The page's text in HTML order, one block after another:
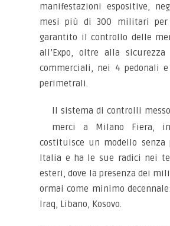
manifestazioni espositive,
mesi più di 300 militari per
garantito il controllo delle
all’Expo, oltre alla
commerciali, nei 4 pedonali
perimetrali.
Il sistema di controlli
merci a Milano Fiera, in
costituisce un modello senza
Italia e ha le sue radici nei
esteri, dove la presenza dei
ormai come minimo
Iraq, Libano, Kosovo.